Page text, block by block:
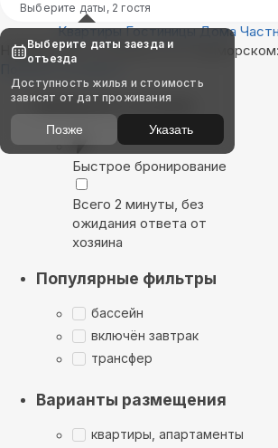
Выберите даты, 2 гостя
Квартиры Гостиницы Дома
Найдём, где остановиться в
Показать на карте
Выбирайте лучшее
Быстрое бронирование
Всего 2 минуты, без
ожидания ответа от
хозяина
Популярные фильтры
бассейн
включён завтрак
трансфер
Варианты размещения
квартиры, апартаменты
Выберите даты заезда и
отъезда
Доступность жилья и стоимость
зависят от дат проживания
Позже Указать